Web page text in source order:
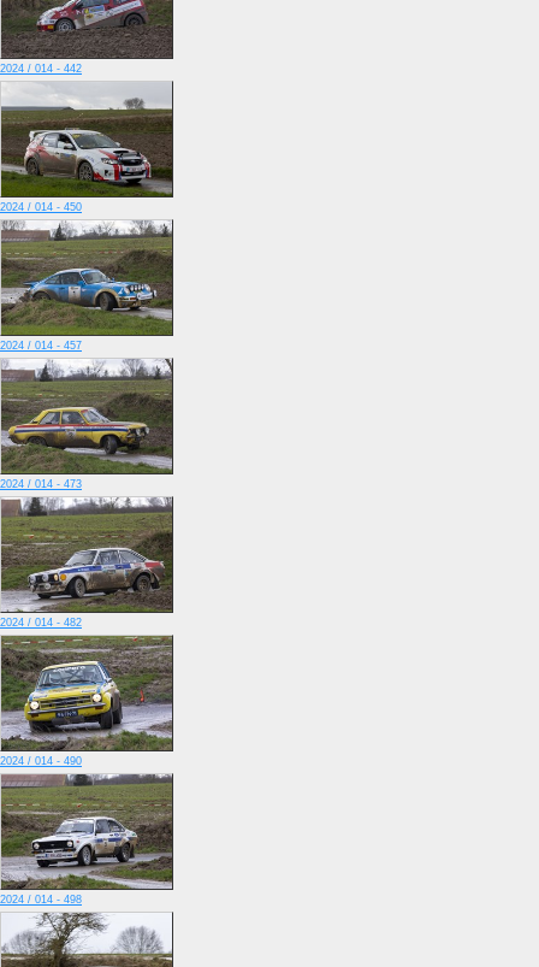
2024 / 014 - 442
2024 / 014 - 450
2024 / 014 - 457
2024 / 014 - 473
2024 / 014 - 482
2024 / 014 - 490
2024 / 014 - 498